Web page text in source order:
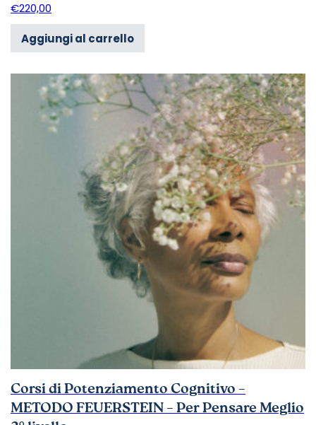
€220,00
Aggiungi al carrello
Corsi di Potenziamento Cognitivo –
METODO FEUERSTEIN – Per Pensare Meglio